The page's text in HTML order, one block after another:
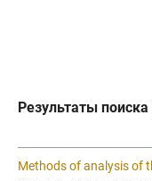
Результаты поиска
Methods of analysis of